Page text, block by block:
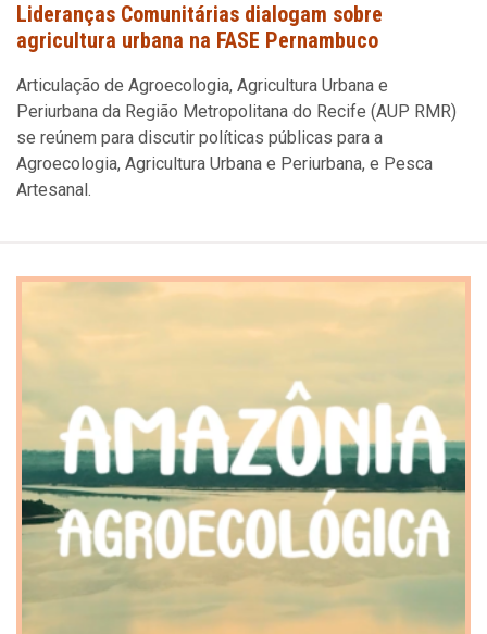
Lideranças Comunitárias dialogam sobre
agricultura urbana na FASE Pernambuco
Articulação de Agroecologia, Agricultura Urbana e
Periurbana da Região Metropolitana do Recife (AUP RMR)
se reúnem para discutir políticas públicas para a
Agroecologia, Agricultura Urbana e Periurbana, e Pesca
Artesanal.